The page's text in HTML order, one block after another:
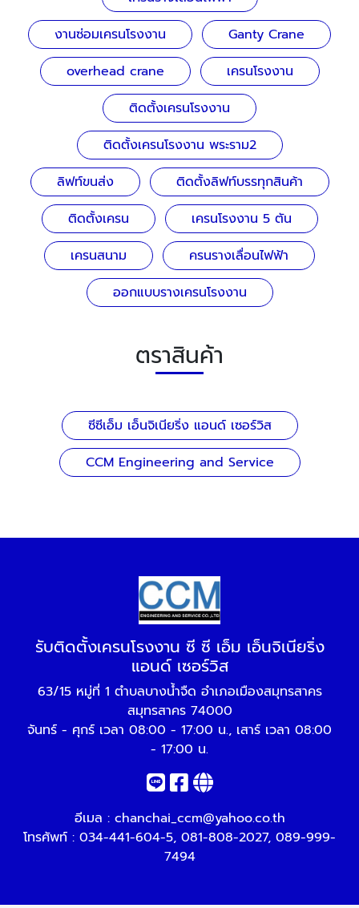
งานซ่อมเครนโรงงาน
Ganty Crane
overhead crane
เครนโรงงาน
ติดตั้งเครนโรงงาน
ติดตั้งเครนโรงงาน พระราม2
ลิฟท์ขนส่ง
ติดตั้งลิฟท์บรรทุกสินค้า
ติดตั้งเครน
เครนโรงงาน 5 ตัน
เครนสนาม
ครนรางเลื่อนไฟฟ้า
ออกแบบรางเครนโรงงาน
ตราสินค้า
ซีซีเอ็ม เอ็นจิเนียริ่ง แอนด์ เซอร์วิส
CCM Engineering and Service
รับติดตั้งเครนโรงงาน ซี ซี เอ็ม เอ็นจิเนียริ่ง
แอนด์ เซอร์วิส
63/15 หมู่ที่ 1 ตำบลบางน้ำจืด อำเภอเมืองสมุทรสาคร
สมุทรสาคร 74000
จันทร์ - ศุกร์ เวลา 08:00 - 17:00 น., เสาร์ เวลา 08:00
- 17:00 น.
อีเมล : chanchai_ccm@yahoo.co.th
โทรศัพท์ : 034-441-604-5, 081-808-2027, 089-999-
7494